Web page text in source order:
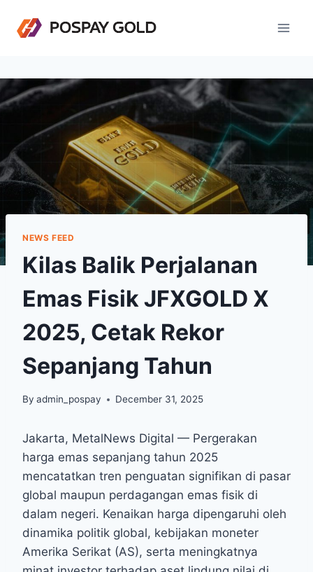
NEWS FEED
Kilas Balik Perjalanan
Emas Fisik JFXGOLD X
2025, Cetak Rekor
Sepanjang Tahun
By admin_pospay December 31, 2025
Jakarta, MetalNews Digital — Pergerakan
harga emas sepanjang tahun 2025
mencatatkan tren penguatan signifikan di pasar
global maupun perdagangan emas fisik di
dalam negeri. Kenaikan harga dipengaruhi oleh
dinamika politik global, kebijakan moneter
Amerika Serikat (AS), serta meningkatnya